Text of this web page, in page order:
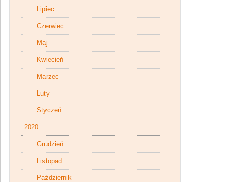
Lipiec
Czerwiec
Maj
Kwiecień
Marzec
Luty
Styczeń
2020
Grudzień
Listopad
Październik